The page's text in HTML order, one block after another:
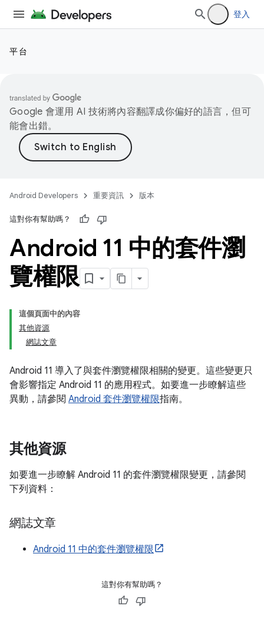
登入
平台
Google 會運用 AI 技術將內容翻譯成你偏好的語言，但可
能會出錯。
Android Developers 重要資訊 版本
這對你有幫助嗎？
Android 11 中的套件瀏
覽權限
這個頁面中的內容
其他資源
網誌文章
Android 11 導入了與套件瀏覽權限相關的變更。這些變更只
會影響指定 Android 11 的應用程式。如要進一步瞭解這些
異動，請參閱 Android 套件瀏覽權限指南。
其他資源
如要進一步瞭解 Android 11 的套件瀏覽權限變更，請參閱
下列資料：
網誌文章
Android 11 中的套件瀏覽權限
這對你有幫助嗎？